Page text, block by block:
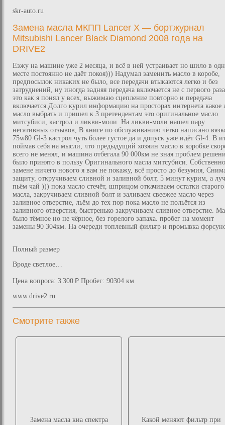
skr-auto.ru
Замена масла МКПП Lancer X — бортжурнал
Mitsubishi Lancer Black Diamond 2008 года на
DRIVE2
Езжу на машине уже 2 месяца, и всё в ней устраивает но шило в
месте постоянно не даёт покоя))) Надумал заменить масло в коробе,
предпосылок никаких не было, все передачи втыкаются легко и без
затруднений, ну иногда задняя передача включается не с первого
это как я понял у всех, выжимаю сцепление повторно и передача
включается.Долго курил информацию на просторах интернета какое
масло выбрать и пришел к 3 претендентам это оригинальное масло
митсубиси, кастрол и ликви-моли. На ликви-моли нашел пару
негативных отзывов, В книге по обслуживанию чётко написано
75w80 Gl-3 кастрол чуть более густое да и допуск уже идёт Gl-4. В
поймав себя на мысли, что предыдущий хозяин масло в коробке
всего не менял, и машина отбегала 90 000км не зная проблем
было принято в пользу Оригинального масла митсубиси.
замене ничего нового я вам не покажу, всё просто до безумия,
защиту, откручиваем сливной и заливной болт, 5 минут курим, а
пьём чай ))) пока масло стечёт, шприцом откачиваем остатки старого
масла, закручиваем сливной болт и заливаем свеежее масло через
заливное отверстие, льём до тех пор пока масло не польётся из
заливного отверстия, быстренько закручиваем сливное отверстие.
было тёмное но не чёрное, без горелого запаха. пробег на момент
замены 90 304км. На очереди топлевный фильтр и промывка
Полный размер
Вроде светлое…
Цена вопроса: 3 300 ₽ Пробег: 90304 км
www.drive2.ru
Смотрите также
Замена масла киа спектра
Какой меняют фильтр при